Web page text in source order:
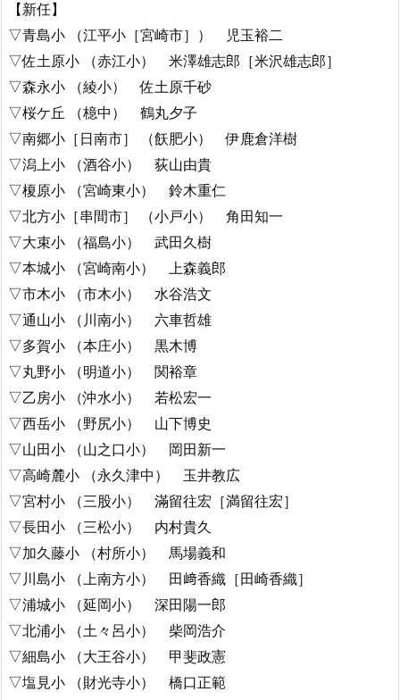
【新任】
▽青島小 （江平小［宮崎市］） 児玉裕二
▽佐土原小 （赤江小） 米澤雄志郎［米沢雄志郎］
▽森永小 （綾小） 佐土原千砂
▽桜ケ丘 （檍中） 鶴丸夕子
▽南郷小［日南市］ （飫肥小） 伊鹿倉洋樹
▽潟上小 （酒谷小） 荻山由貴
▽榎原小 （宮崎東小） 鈴木重仁
▽北方小［串間市］ （小戸小） 角田知一
▽大束小 （福島小） 武田久樹
▽本城小 （宮崎南小） 上森義郎
▽市木小 （市木小） 水谷浩文
▽通山小 （川南小） 六車哲雄
▽多賀小 （本庄小） 黒木博
▽丸野小 （明道小） 関裕章
▽乙房小 （沖水小） 若松宏一
▽西岳小 （野尻小） 山下博史
▽山田小 （山之口小） 岡田新一
▽高崎麓小 （永久津中） 玉井教広
▽宮村小 （三股小） 滿留往宏［満留往宏］
▽長田小 （三松小） 内村貴久
▽加久藤小 （村所小） 馬場義和
▽川島小 （上南方小） 田﨑香織［田崎香織］
▽浦城小 （延岡小） 深田陽一郎
▽北浦小 （土々呂小） 柴岡浩介
▽細島小 （大王谷小） 甲斐政憲
▽塩見小 （財光寺小） 橋口正範